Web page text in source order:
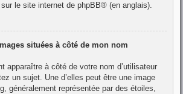
le site internet de phpBB® (en anglais).
situées à côté de mon nom
apparaître à côté de votre nom d’utilisateur
un sujet. Une d’elles peut être une image
généralement représentée par des étoiles,